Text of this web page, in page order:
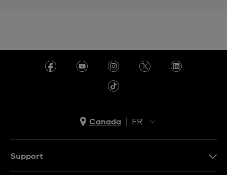
Canada
FR
Support